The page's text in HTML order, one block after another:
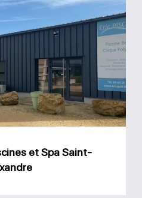
Magasin
Eric
Saint-
Alexandre
et Spa Saint-